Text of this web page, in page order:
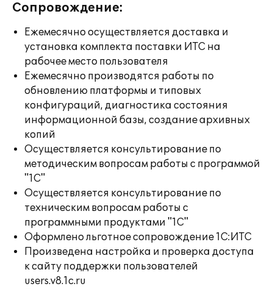
Сопровождение:
Ежемесячно осуществляется доставка и
установка комплекта поставки ИТС на
рабочее место пользователя
Ежемесячно производятся работы по
обновлению платформы и типовых
конфигураций, диагностика состояния
информационной базы, создание архивных
копий
Осуществляется консультирование по
методическим вопросам работы с программой
"1С"
Осуществляется консультирование по
техническим вопросам работы с
программными продуктами "1С"
Оформлено льготное сопровождение 1С:ИТС
Произведена настройка и проверка доступа
к сайту поддержки пользователей
users.v8.1c.ru